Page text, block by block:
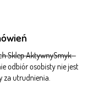
Sklep AktywnySmyk -
odbiór osobisty nie jest
za utrudnienia.